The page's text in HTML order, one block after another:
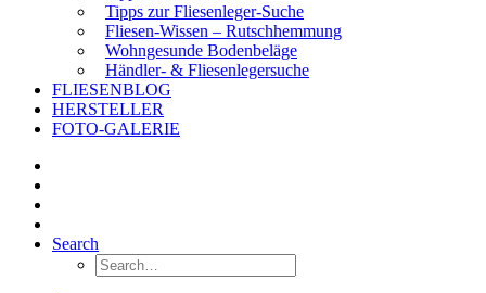
Tipps zur Fliesenleger-Suche
Fliesen-Wissen – Rutschhemmung
Wohngesunde Bodenbeläge
Händler- & Fliesenlegersuche
FLIESENBLOG
HERSTELLER
FOTO-GALERIE
Search